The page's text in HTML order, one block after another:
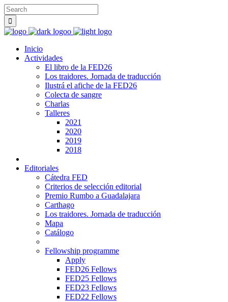
Inicio
Actividades
El libro de la FED26
Los traidores. Jornada de traducción
Ilustrá el afiche de la FED26
Colecta de sangre
Charlas
Talleres
2021
2020
2019
2018
Editoriales
Cátedra FED
Criterios de selección editorial
Premio Rumbo a Guadalajara
Carthago
Los traidores. Jornada de traducción
Mapa
Catálogo
Fellowship programme
Apply
FED26 Fellows
FED25 Fellows
FED23 Fellows
FED22 Fellows